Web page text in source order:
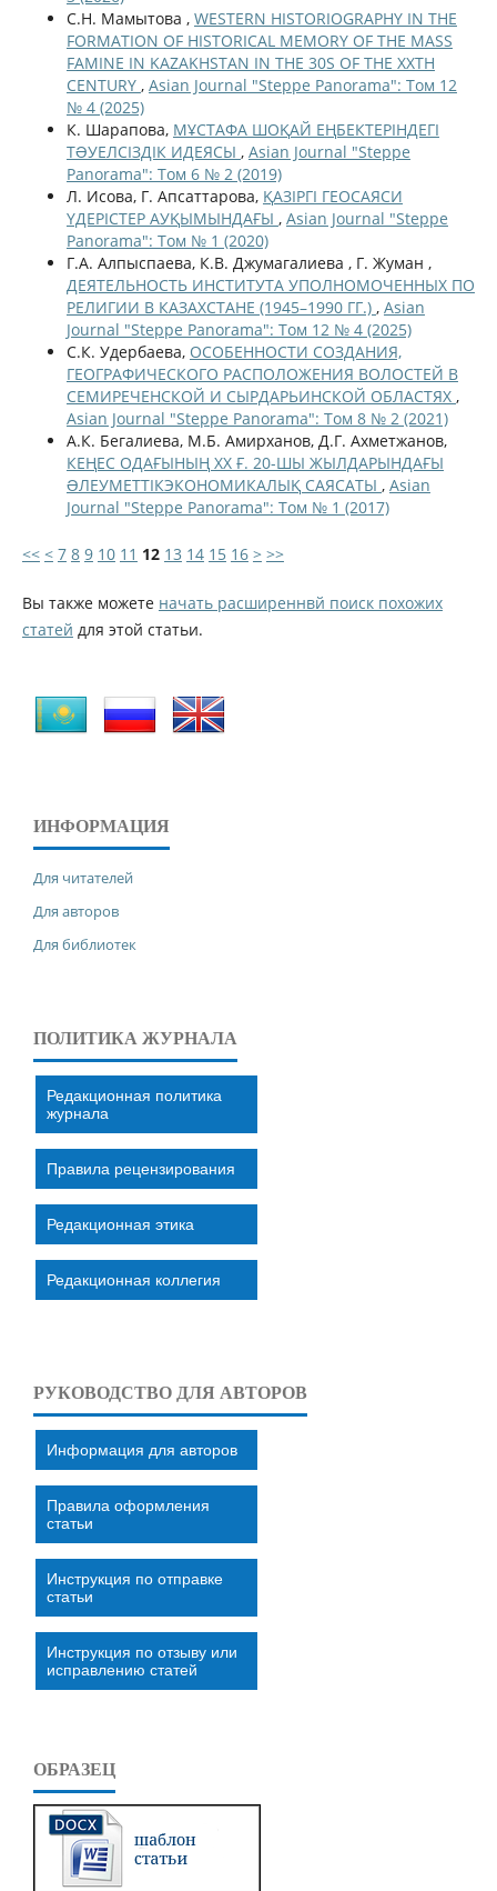
С.Н. Мамытова , WESTERN HISTORIOGRAPHY IN THE
FORMATION OF HISTORICAL MEMORY OF THE MASS
FAMINE IN KAZAKHSTAN IN THE 30S OF THE XXTH
CENTURY , Asian Journal "Steppe Panorama": Том 12
№ 4 (2025)
К. Шарапова, МҰСТАФА ШОҚАЙ ЕҢБЕКТЕРІНДЕГІ
ТƏУЕЛСІЗДІК ИДЕЯСЫ , Asian Journal "Steppe
Panorama": Том 6 № 2 (2019)
Л. Исова, Г. Апсаттарова, ҚАЗІРГІ ГЕОСАЯСИ
ҮДЕРІСТЕР АУҚЫМЫНДАҒЫ , Asian Journal "Steppe
Panorama": Том № 1 (2020)
Г.А. Алпыспаева, К.В. Джумагалиева , Г. Жуман ,
ДЕЯТЕЛЬНОСТЬ ИНСТИТУТА УПОЛНОМОЧЕННЫХ ПО
РЕЛИГИИ В КАЗАХСТАНЕ (1945–1990 ГГ.) , Asian
Journal "Steppe Panorama": Том 12 № 4 (2025)
С.К. Удербаева, ОСОБЕННОСТИ СОЗДАНИЯ,
ГЕОГРАФИЧЕСКОГО РАСПОЛОЖЕНИЯ ВОЛОСТЕЙ В
СЕМИРЕЧЕНСКОЙ И СЫРДАРЬИНСКОЙ ОБЛАСТЯХ ,
Asian Journal "Steppe Panorama": Том 8 № 2 (2021)
А.К. Бегалиева, М.Б. Амирханов, Д.Г. Ахметжанов,
КЕҢЕС ОДАҒЫНЫҢ ХХ Ғ. 20-ШЫ ЖЫЛДАРЫНДАҒЫ
ƏЛЕУМЕТТІКЭКОНОМИКАЛЫҚ САЯСАТЫ , Asian
Journal "Steppe Panorama": Том № 1 (2017)
<< < 7 8 9 10 11 12 13 14 15 16 > >>
Вы также можете начать расширеннвй поиск похожих
статей для этой статьи.
ИНФОРМАЦИЯ
Для читателей
Для авторов
Для библиотек
ПОЛИТИКА ЖУРНАЛА
Редакционная политика
журнала
Правила рецензирования
Редакционная этика
Редакционная коллегия
РУКОВОДСТВО ДЛЯ АВТОРОВ
Информация для авторов
Правила оформления
статьи
Инструкция по отправке
статьи
Инструкция по отзыву или
исправлению статей
ОБРАЗЕЦ